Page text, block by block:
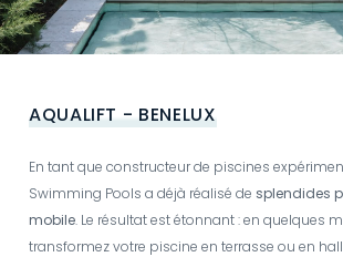
AQUALIFT - BENELUX
En tant que constructeur de piscines
Swimming Pools a déjà réalisé de splendides
mobile. Le résultat est étonnant : en quelques
transformez votre piscine en terrasse ou en